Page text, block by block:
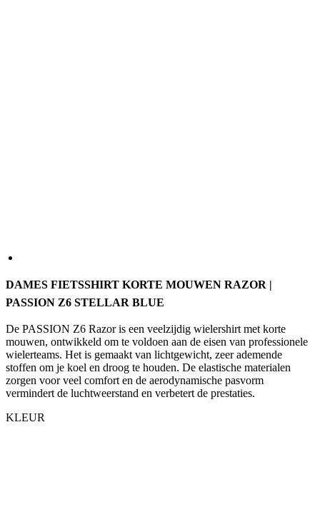
DAMES FIETSSHIRT KORTE MOUWEN RAZOR |
PASSION Z6 STELLAR BLUE
De PASSION Z6 Razor is een veelzijdig wielershirt met korte
mouwen, ontwikkeld om te voldoen aan de eisen van professionele
wielerteams. Het is gemaakt van lichtgewicht, zeer ademende
stoffen om je koel en droog te houden. De elastische materialen
zorgen voor veel comfort en de aerodynamische pasvorm
vermindert de luchtweerstand en verbetert de prestaties.
KLEUR